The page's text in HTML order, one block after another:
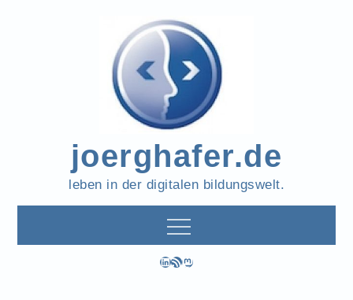
joerghafer.de
leben in der digitalen bildungswelt.
LinkedIn
RSS-FeedMastodon